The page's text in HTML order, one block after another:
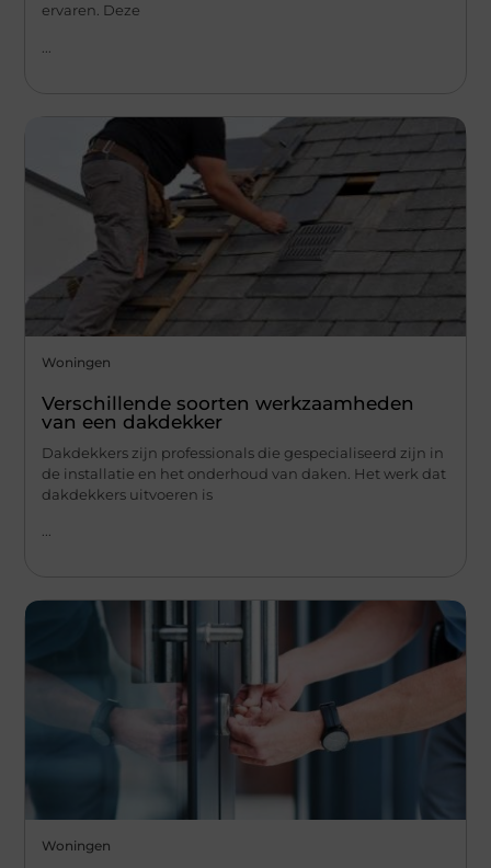
ervaren. Deze
Woningen
Verschillende soorten werkzaamheden
van een dakdekker
Dakdekkers zijn professionals die gespecialiseerd zijn in
de installatie en het onderhoud van daken. Het werk dat
dakdekkers uitvoeren is
Woningen